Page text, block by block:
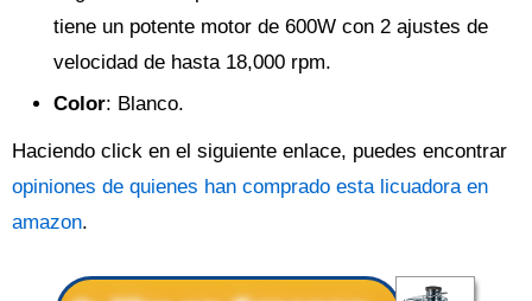
tiene un potente motor de 600W con 2 ajustes de
velocidad de hasta 18,000 rpm.
Color: Blanco.
Haciendo click en el siguiente enlace, puedes encontrar
opiniones de quienes han comprado esta licuadora en
amazon.